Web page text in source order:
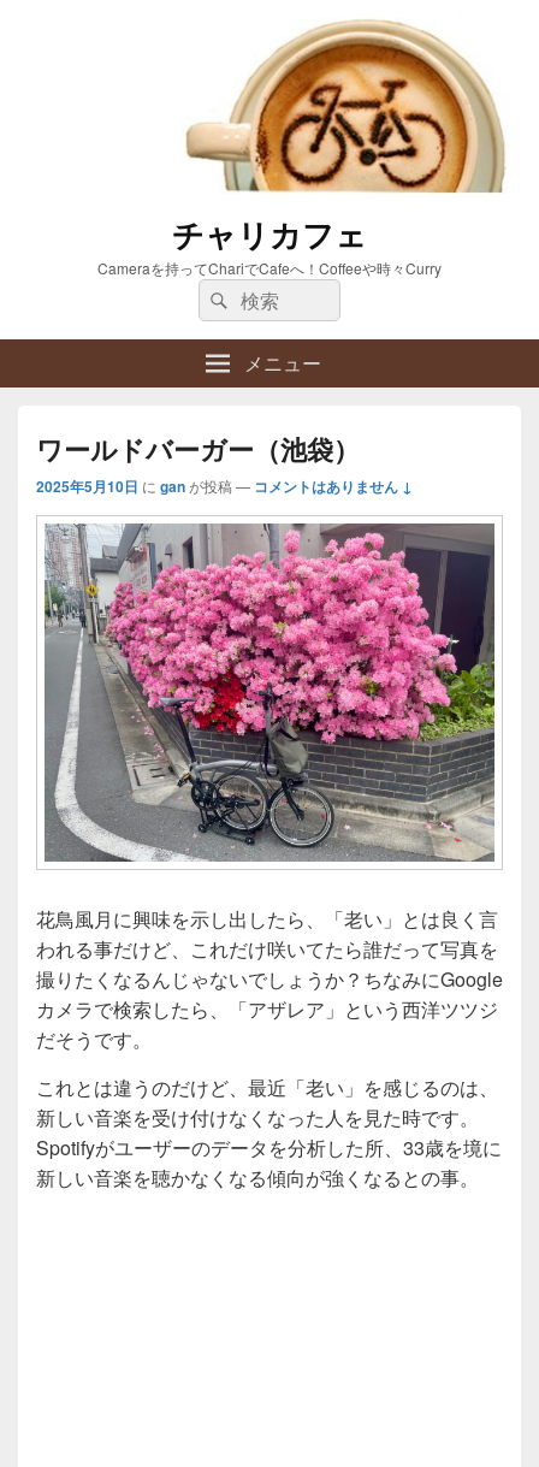
チャリカフェ
Cameraを持ってChariでCafeへ！Coffeeや時々Curry
検
索:
検
索
メニュー
ワールドバーガー（池袋）
2025年5月10日 に ganが投稿 — コメントはありません ↓
花鳥風月に興味を示し出したら、「老い」とは良く言
われる事だけど、これだけ咲いてたら誰だって写真を
撮りたくなるんじゃないでしょうか？ちなみにGoogle
カメラで検索したら、「アザレア」という西洋ツツジ
だそうです。
これとは違うのだけど、最近「老い」を感じるのは、
新しい音楽を受け付けなくなった人を見た時です。
Spotifyがユーザーのデータを分析した所、33歳を境に
新しい音楽を聴かなくなる傾向が強くなるとの事。